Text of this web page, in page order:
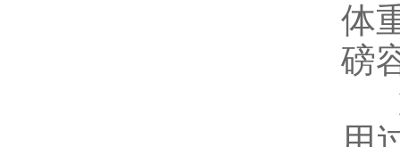
体
磅